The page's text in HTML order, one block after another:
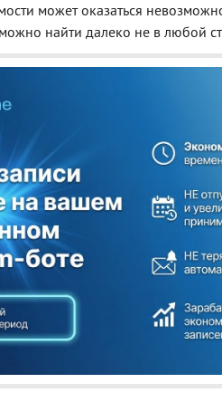
может оказаться
найти далеко не в любой